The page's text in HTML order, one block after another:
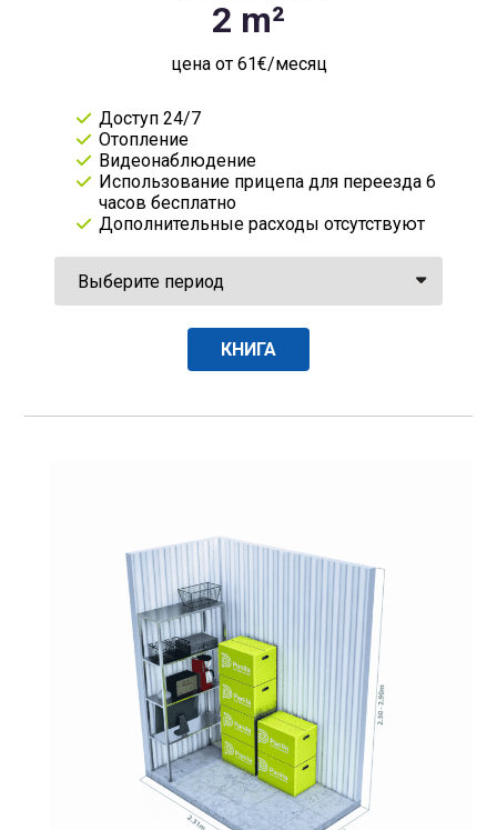
цена от 61€/месяц
Доступ 24/7
Отопление
Видеонаблюдение
Использование прицепа для переезда 6
часов бесплатно
Дополнительные расходы отсутствуют
КНИГА